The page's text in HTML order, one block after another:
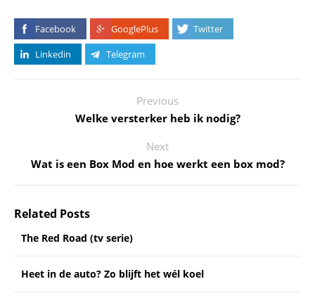
Facebook GooglePlus
Twitter
Linkedin
Telegram
Previous
Welke versterker heb ik nodig?
Next
Wat is een Box Mod en hoe werkt een box mod?
Related Posts
The Red Road (tv serie)
Heet in de auto? Zo blijft het wél koel